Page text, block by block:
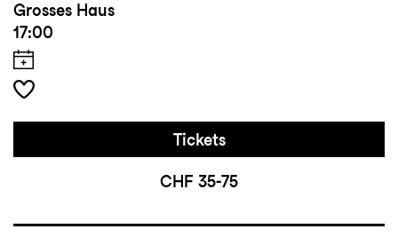
Grosses Haus
17:00
Tickets
CHF 35-75